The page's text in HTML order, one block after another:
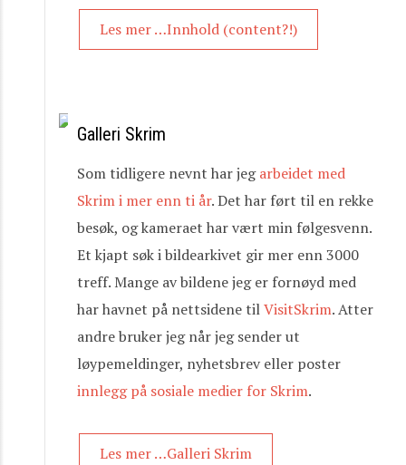
Les mer …Innhold (content?!)
Galleri Skrim
Som tidligere nevnt har jegarbeidet med
Skrim i mer enn ti år. Det har ført til en rekke
besøk, og kameraet har vært min følgesvenn.
Et kjapt søk i bildearkivet gir mer enn 3000
treff. Mange av bildene jeg er fornøyd med
har havnet på nettsidene tilVisitSkrim. Atter
andre bruker jeg når jeg sender ut
løypemeldinger, nyhetsbrev eller poster
innlegg på sosiale medier for Skrim.
Les mer …Galleri Skrim